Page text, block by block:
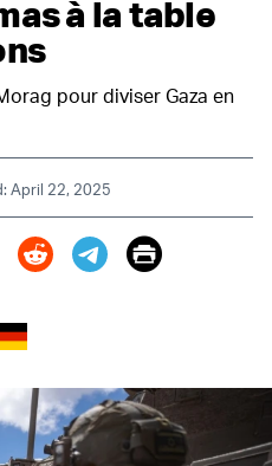
à la table
pour diviser Gaza en
April 22, 2025
(X)
Print